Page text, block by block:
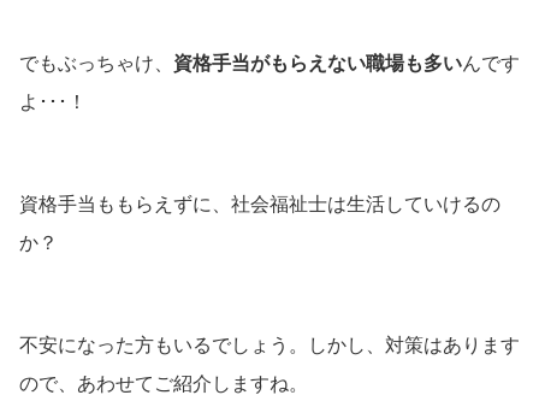
でもぶっちゃけ、 資格手当がもらえない職場も多いんです
よ･･･！
資格手当ももらえずに、社会福祉士は生活していけるの
か？
不安になった方もいるでしょう。しかし、対策はあります
ので、あわせてご紹介しますね。